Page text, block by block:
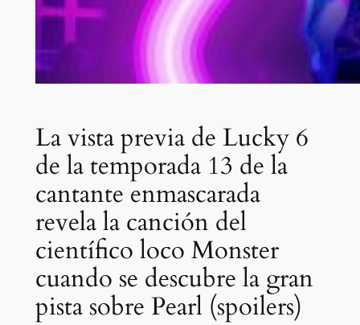
La vista previa de Lucky 6
de la temporada 13 de la
cantante enmascarada
revela la canción del
científico loco Monster
cuando se descubre la gran
pista sobre Pearl (spoilers)